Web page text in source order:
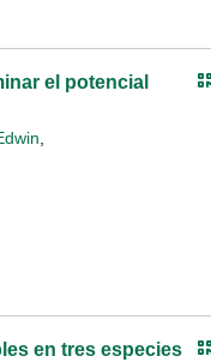
el potencial
,
en tres especies